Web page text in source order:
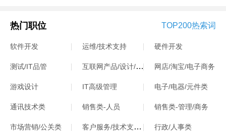
热门职位 TOP200热索词
软件开发 运维/技术支持 硬件开发
测试/IT品管 互联网产品/设计/运营 网店/淘宝/电子商务
游戏设计 IT高级管理 电子/电器/元件类
通讯技术类 销售类-人员 销售类-管理/商务
市场营销/公关类 客户服务/技术支持类 行政/人事类